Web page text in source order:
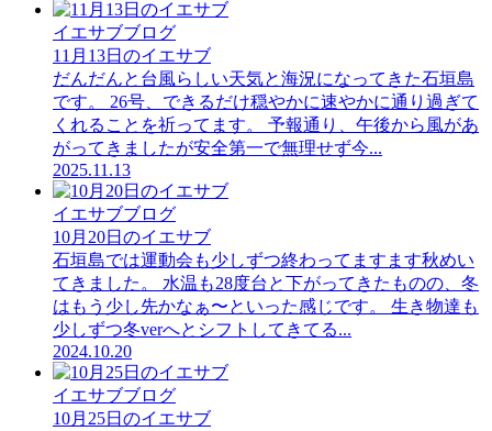
イエサブブログ
11月13日のイエサブ
だんだんと台風らしい天気と海況になってきた石垣島
です。 26号、できるだけ穏やかに速やかに通り過ぎて
くれることを祈ってます。 予報通り、午後から風があ
がってきましたが安全第一で無理せず今...
2025.11.13
イエサブブログ
10月20日のイエサブ
石垣島では運動会も少しずつ終わってますます秋めい
てきました。 水温も28度台と下がってきたものの、冬
はもう少し先かなぁ〜といった感じです。 生き物達も
少しずつ冬verへとシフトしてきてる...
2024.10.20
イエサブブログ
10月25日のイエサブ